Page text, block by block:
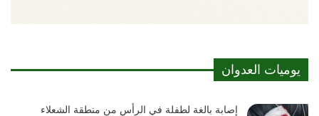
يوميات العدوان
إصابة بالغة لطفلة في الرأس من منطقة الشعلاء